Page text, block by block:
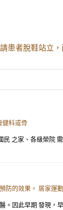
患者脫鞋站立
健科或骨
之家、各級榮院
防的效果。 居家運
。因此早期 發現